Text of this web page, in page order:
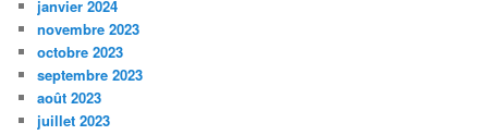
janvier 2024
novembre 2023
octobre 2023
septembre 2023
août 2023
juillet 2023